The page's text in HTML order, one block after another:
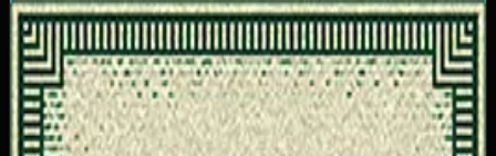
Фауна Лос-Сантоса
Animal Lover